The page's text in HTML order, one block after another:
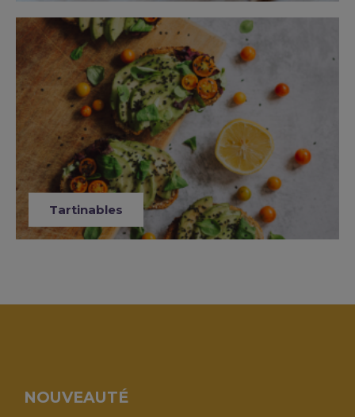
Tartinables
NOUVEAUTÉ